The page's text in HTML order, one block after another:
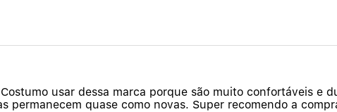
usar dessa marca porque são muito confortáveis e
permanecem quase como novas. Super recomendo a